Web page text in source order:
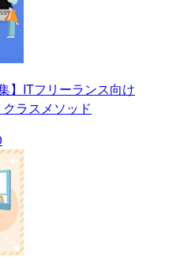
】ITフリーランス向け
ラスメソッド